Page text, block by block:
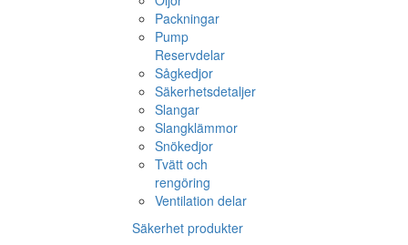
Packningar
Pump
Reservdelar
Sågkedjor
Säkerhetsdetaljer
Slangar
Slangklämmor
Snökedjor
Tvätt och
rengöring
Ventilation delar
Säkerhet produkter